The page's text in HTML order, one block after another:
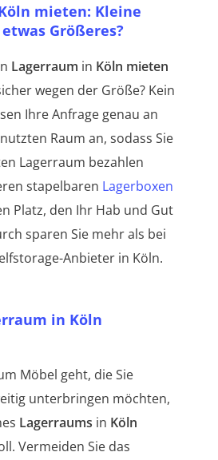
mieten: Kleine
Größeres?
Lagerraum in Köln mieten
wegen der Größe? Kein
Ihre Anfrage genau an
Raum an, sodass Sie
Lagerraum bezahlen
unseren stapelbaren Lagerboxen
Platz, den Ihr Hab und Gut
sparen Sie mehr als bei
Anbieter in Köln.
in Köln
Möbel geht, die Sie
unterbringen möchten,
Lagerraums in Köln
Vermeiden Sie das